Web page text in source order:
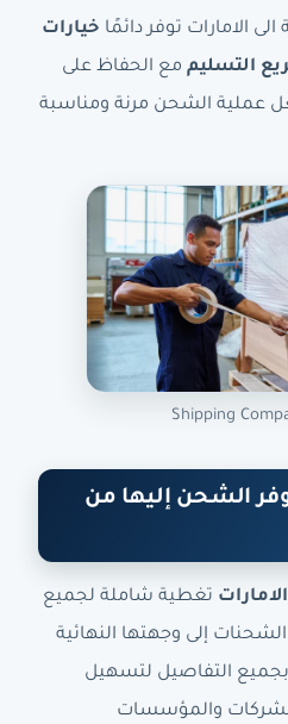
توفر دائمًا خيارات
التسليم مع الحفاظ على
عملية الشحن مرنة ومناسبة
Shipping
الشحن إليها من
تغطية شاملة لجميع
إلى وجهتها النهائية
التفاصيل لتسهيل
الشركات والمؤسسات